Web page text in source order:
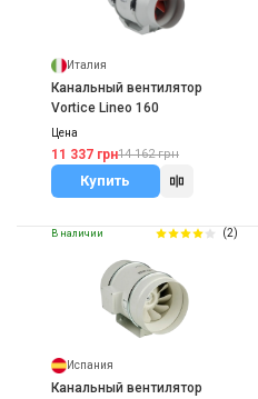
Италия
Канальный вентилятор
Vortice Lineo 160
Цена
11 337 грн14 162 грн
Купить
В наличии (2)
Испания
Канальный вентилятор